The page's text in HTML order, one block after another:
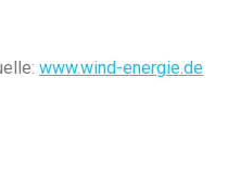
www.wind-energie.de